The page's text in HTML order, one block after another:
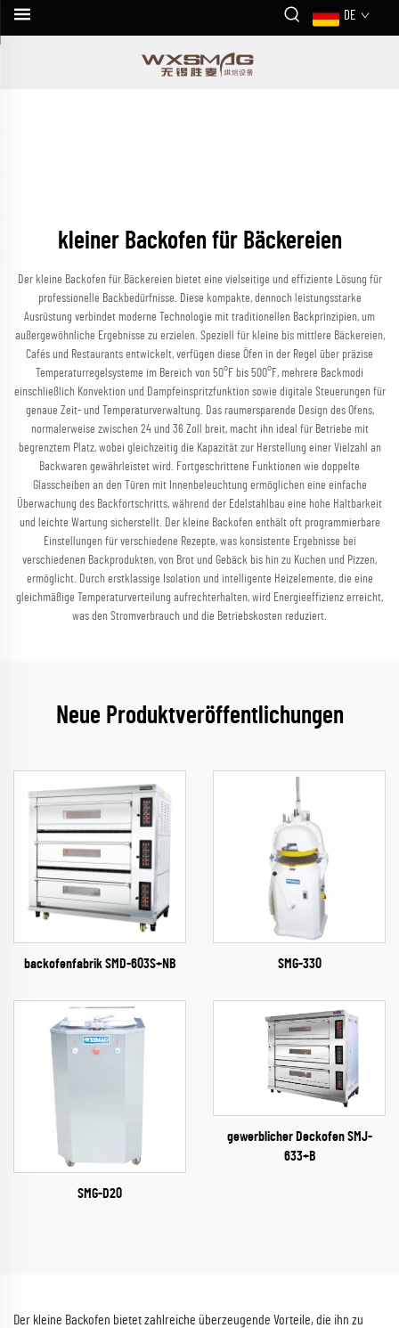
DE
kleiner Backofen für Bäckereien
Der kleine Backofen für Bäckereien bietet eine vielseitige und effiziente Lösung für
professionelle Backbedürfnisse. Diese kompakte, dennoch leistungsstarke
Ausrüstung verbindet moderne Technologie mit traditionellen Backprinzipien, um
außergewöhnliche Ergebnisse zu erzielen. Speziell für kleine bis mittlere Bäckereien,
Cafés und Restaurants entwickelt, verfügen diese Öfen in der Regel über präzise
Temperaturregelsysteme im Bereich von 50°F bis 500°F, mehrere Backmodi
einschließlich Konvektion und Dampfeinspritzfunktion sowie digitale Steuerungen für
genaue Zeit- und Temperaturverwaltung. Das raumersparende Design des Ofens,
normalerweise zwischen 24 und 36 Zoll breit, macht ihn ideal für Betriebe mit
begrenztem Platz, wobei gleichzeitig die Kapazität zur Herstellung einer Vielzahl an
Backwaren gewährleistet wird. Fortgeschrittene Funktionen wie doppelte
Glasscheiben an den Türen mit Innenbeleuchtung ermöglichen eine einfache
Überwachung des Backfortschritts, während der Edelstahlbau eine hohe Haltbarkeit
und leichte Wartung sicherstellt. Der kleine Backofen enthält oft programmierbare
Einstellungen für verschiedene Rezepte, was konsistente Ergebnisse bei
verschiedenen Backprodukten, von Brot und Gebäck bis hin zu Kuchen und Pizzen,
ermöglicht. Durch erstklassige Isolation und intelligente Heizelemente, die eine
gleichmäßige Temperaturverteilung aufrechterhalten, wird Energieeffizienz erreicht,
was den Stromverbrauch und die Betriebskosten reduziert.
Neue Produktveröffentlichungen
backofenfabrik​ SMD-603S+NB SMG-330
SMG-D20
gewerblicher Deckofen SMJ-
633+B
Der kleine Backofen bietet zahlreiche überzeugende Vorteile, die ihn zu